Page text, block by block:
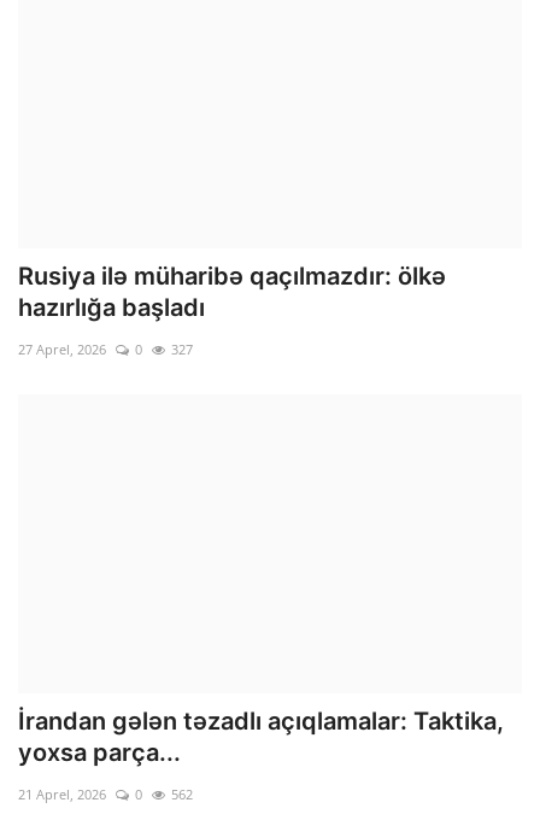
Rusiya ilə müharibə qaçılmazdır: ölkə
hazırlığa başladı
27 Aprel, 2026 0 327
İrandan gələn təzadlı açıqlamalar: Taktika,
yoxsa parça...
21 Aprel, 2026 0 562